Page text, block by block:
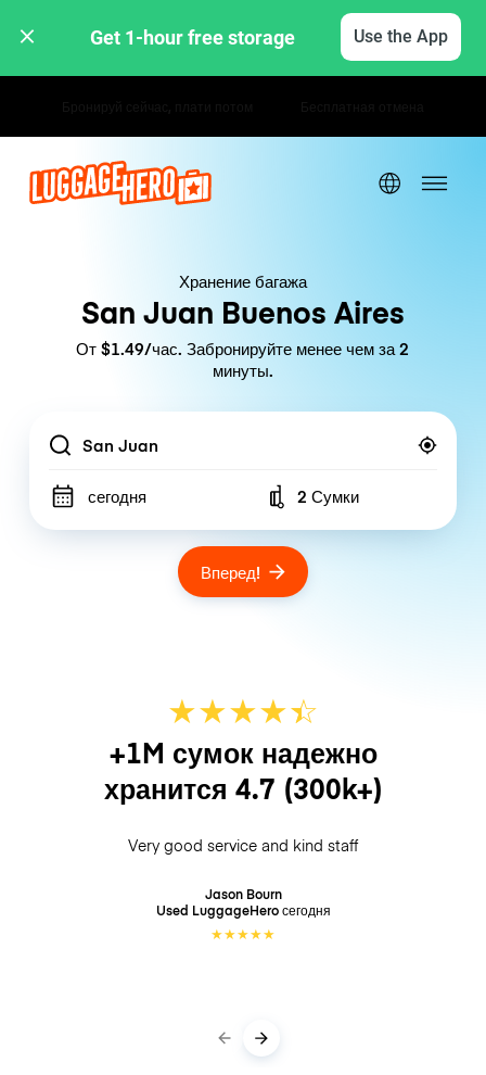
Get 1-hour free storage Use the App
Хранение багажа
San Juan Buenos Aires
От $1.49/час. Забронируйте менее чем за 2
минуты.
Location
сегодня Number of bags
2 Сумки
Вперед!
★★★★☆
★
+1M сумок надежно
хранится 4.7 (300k+)
Very good service and kind staff
Jason Bourn
Used LuggageHeroсегодня
★★★★★